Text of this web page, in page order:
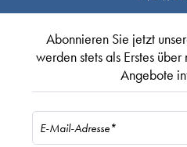
Abonnieren Sie jetzt
werden stets als Erstes
Angebote